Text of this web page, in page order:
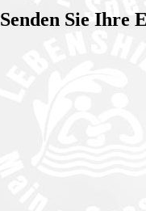
Senden Sie Ihre